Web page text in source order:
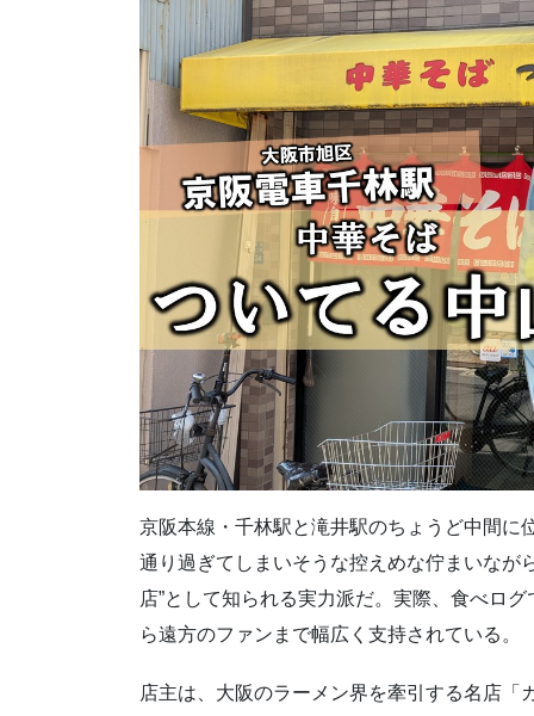
京阪本線・千林駅と滝井駅のちょうど中間に
通り過ぎてしまいそうな控えめな佇まいなが
店”として知られる実力派だ。実際、食べロ
ら遠方のファンまで幅広く支持されている。
店主は、大阪のラーメン界を牽引する名店